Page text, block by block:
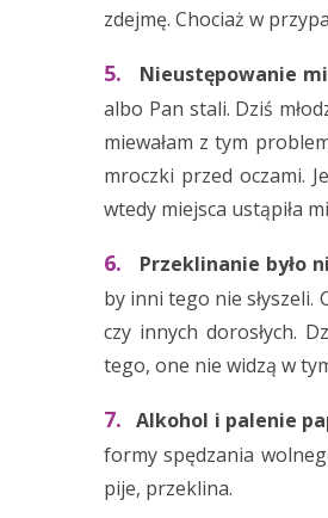
zdejmę. Chociaż w
5. Nieustępowanie
albo Pan stali. Dziś
miewałam z tym
mroczki przed oczami.
wtedy miejsca ustąpiła
6. Przeklinanie było
by inni tego nie słyszeli.
czy innych dorosłych.
tego, one nie widzą w
7. Alkohol i palenie
formy spędzania
pije, przeklina.